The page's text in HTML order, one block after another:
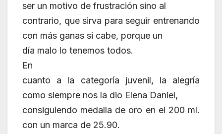
ser un motivo de frustración sino al
contrario, que sirva para seguir entrenando
con más ganas si cabe, porque un
día malo lo tenemos todos.
En
cuanto a la categoría juvenil, la alegría
como siempre nos la dio Elena Daniel,
consiguiendo medalla de oro en el 200 ml.
con un marca de 25.90.